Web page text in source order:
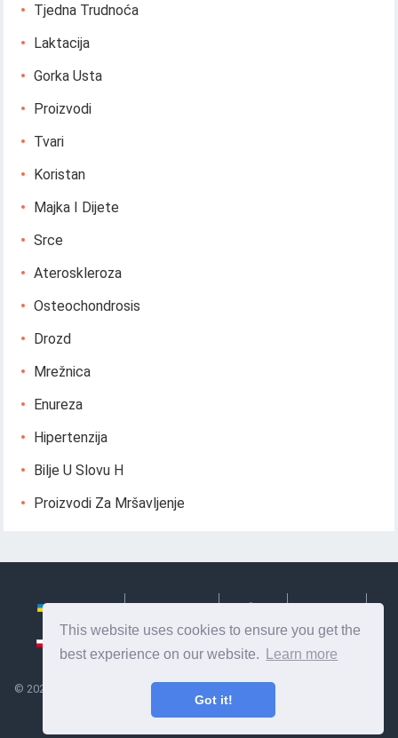
This website uses cookies to ensure you get the
best experience on our website.
Learn more
Got it!
Tjedna Trudnoća
Laktacija
Gorka Usta
Proizvodi
Tvari
Koristan
Majka I Dijete
Srce
Ateroskleroza
Osteochondrosis
Drozd
Mrežnica
Enureza
Hipertenzija
Bilje U Slovu H
Proizvodi Za Mršavljenje
© 2026
- Korisne informacije i savjeti za brigu o sebi. Zdravlje,